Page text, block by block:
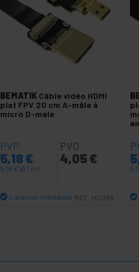
BEMATIK Câble vidéo HDMI
plat FPV 20 cm A-mâle à
micro D-male
PVP
5,18€
5,18 €VAT inc.
PVD
4,05 €
Livraison immédiate REF: HG084